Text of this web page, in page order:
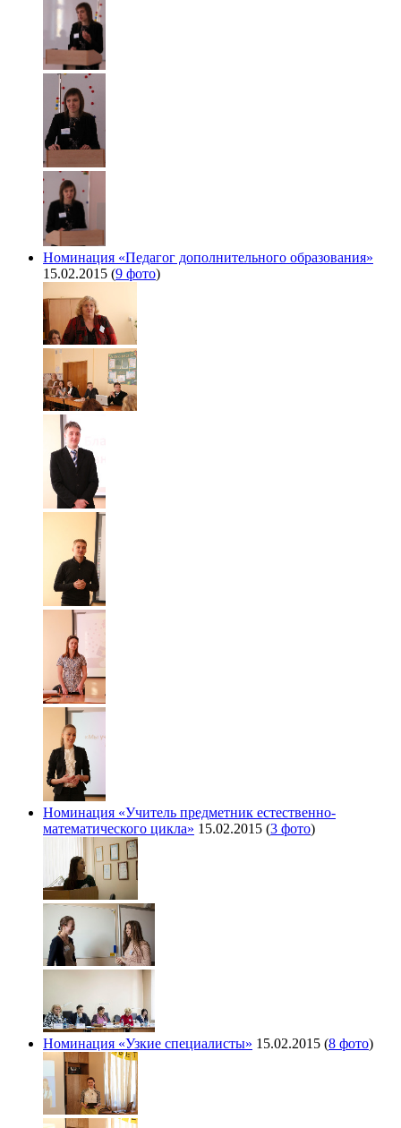
Номинация «Педагог дополнительного образования»
15.02.2015 (9 фото)
Номинация «Учитель предметник естественно-
математического цикла» 15.02.2015 (3 фото)
Номинация «Узкие специалисты» 15.02.2015 (8 фото)